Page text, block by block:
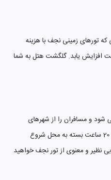
تورهای زمینی نجف با هزینه
افزایش یابد. گلگشت هتل به شما
شود و مسافران را از شهرهای
مختلف به نجف می برد. سفر زمینی به نجف این امکان را به شما می دهد که در طول مسیر از مناظر زیبا و جاذبه های تاریخی و فرهنگی کشور بهره مند شوید. مدت زمان سفر با تور نجف معمولاً بین 12 تا 20 ساعت بسته به محل شروع
نظیر و معنوی از تور نجف خواهید